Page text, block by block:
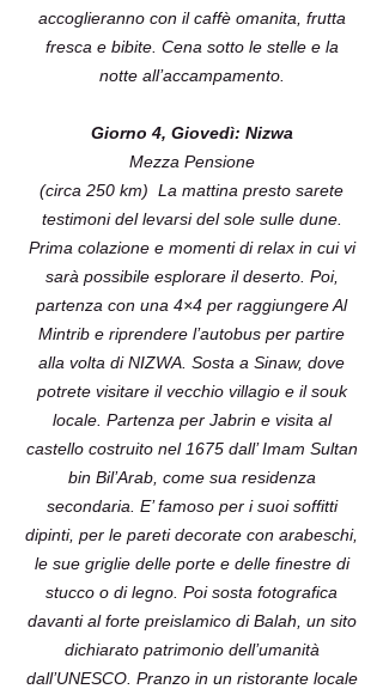
accoglieranno con il caffè omanita, frutta
fresca e bibite. Cena sotto le stelle e la
notte all’accampamento.
Giorno 4, Giovedì: Nizwa
Mezza Pensione
(circa 250 km) La mattina presto sarete
testimoni del levarsi del sole sulle dune.
Prima colazione e momenti di relax in cui vi
sarà possibile esplorare il deserto. Poi,
partenza con una 4×4 per raggiungere Al
Mintrib e riprendere l’autobus per partire
alla volta di NIZWA. Sosta a Sinaw, dove
potrete visitare il vecchio villagio e il souk
locale. Partenza per Jabrin e visita al
castello costruito nel 1675 dall’ Imam Sultan
bin Bil’Arab, come sua residenza
secondaria. E’ famoso per i suoi soffitti
dipinti, per le pareti decorate con arabeschi,
le sue griglie delle porte e delle finestre di
stucco o di legno. Poi sosta fotografica
davanti al forte preislamico di Balah, un sito
dichiarato patrimonio dell’umanità
dall’UNESCO. Pranzo in un ristorante locale